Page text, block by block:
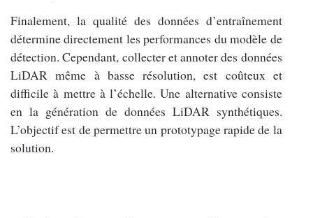
Finalement, la qualité des données d’entraînement
détermine directement les performances du modèle de
détection. Cependant, collecter et annoter des données
LiDAR même à basse résolution, est coûteux et
difficile à mettre à l’échelle. Une alternative consiste
en la génération de données LiDAR synthétiques.
L’objectif est de permettre un prototypage rapide de la
solution.